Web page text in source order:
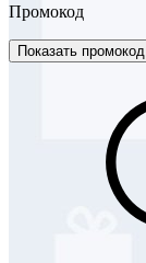
Промокод
Показать промокод